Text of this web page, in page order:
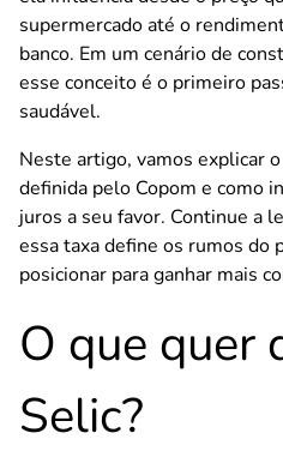
supermercado até o
banco. Em um cenário de
esse conceito é o primeiro
saudável.
Neste artigo, vamos explicar
definida pelo Copom e como
juros a seu favor. Continue a
essa taxa define os rumos do
posicionar para ganhar mais
O que quer
Selic?